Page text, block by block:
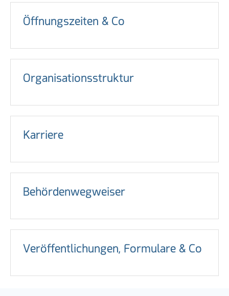
Öffnungszeiten & Co
Organisationsstruktur
Karriere
Behördenwegweiser
Veröffentlichungen, Formulare & Co